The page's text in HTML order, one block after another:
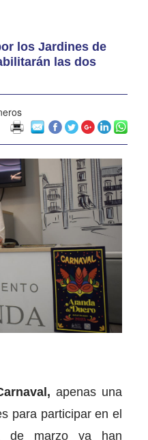
los Jardines de
las dos
apenas una
para participar en el
de marzo ya han